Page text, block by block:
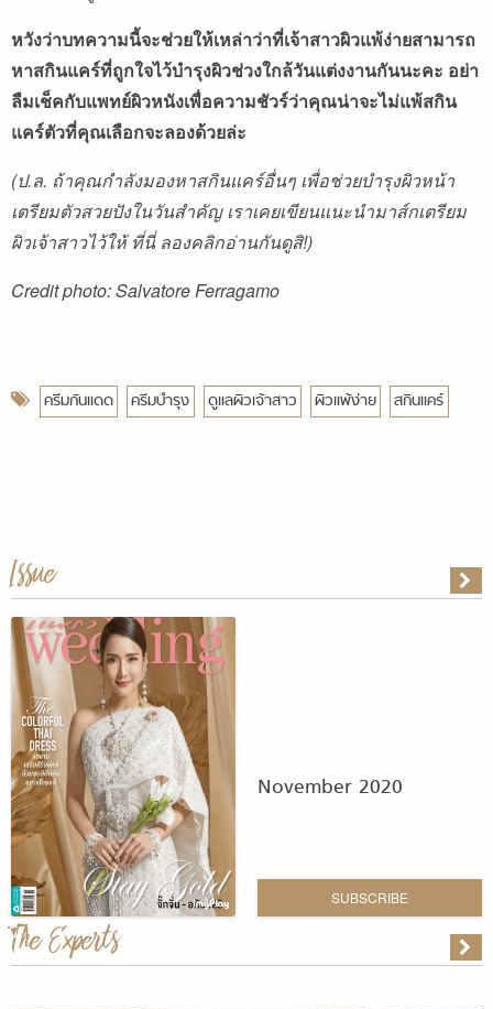
หวังว่าบทความนี้จะช่วยให้เหล่าว่าที่เจ้าสาวผิวแพ้ง่ายสามารถ
หาสกินแคร์ที่ถูกใจไว้บำรุงผิวช่วงใกล้วันแต่งงานกันนะคะ อย่า
ลืมเช็คกับแพทย์ผิวหนังเพื่อความชัวร์ว่าคุณน่าจะไม่แพ้สกิน
แคร์ตัวที่คุณเลือกจะลองด้วยล่ะ
(ป.ล. ถ้าคุณกำลังมองหาสกินแคร์อื่นๆ เพื่อช่วยบำรุงผิวหน้า
เตรียมตัวสวยปังในวันสำคัญ เราเคยเขียนแนะนำมาส์กเตรียม
ผิวเจ้าสาวไว้ให้ที่นี่ลองคลิกอ่านกันดูสิ!)
Credit photo: Salvatore Ferragamo
ครีมกันแดด ครีมบำรุง ดูแลผิวเจ้าสาว ผิวแพ้ง่าย สกินแคร์
Issue
November 2020
SUBSCRIBE
The Experts